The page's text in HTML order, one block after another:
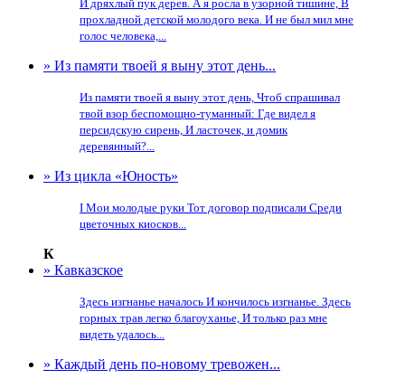
И дряхлый пук дерев. А я росла в узорной тишине, В
прохладной детской молодого века. И не был мил мне
голос человека,...
» Из памяти твоей я выну этот день...
Из памяти твоей я выну этот день, Чтоб спрашивал
твой взор беспомощно-туманный: Где видел я
персидскую сирень, И ласточек, и домик
деревянный?...
» Из цикла «Юность»
I Мои молодые руки Тот договор подписали Среди
цветочных киосков...
К
» Кавказское
Здесь изгнанье началось И кончилось изгнанье. Здесь
горных трав легко благоуханье, И только раз мне
видеть удалось...
» Каждый день по-новому тревожен...